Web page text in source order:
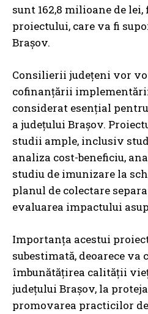
sunt 162,8 milioane de
proiectului, care va fi
Brașov.
Consilierii județeni vor
cofinanțării
considerat esențial
a județului Brașov.
studii ample, inclusiv
analiza cost-beneficiu,
studiu de imunizare la
planul de colectare
evaluarea impactului
Importanța acestui
subestimată, deoarece va
îmbunătățirea calității
județului Brașov, la
promovarea practicilor